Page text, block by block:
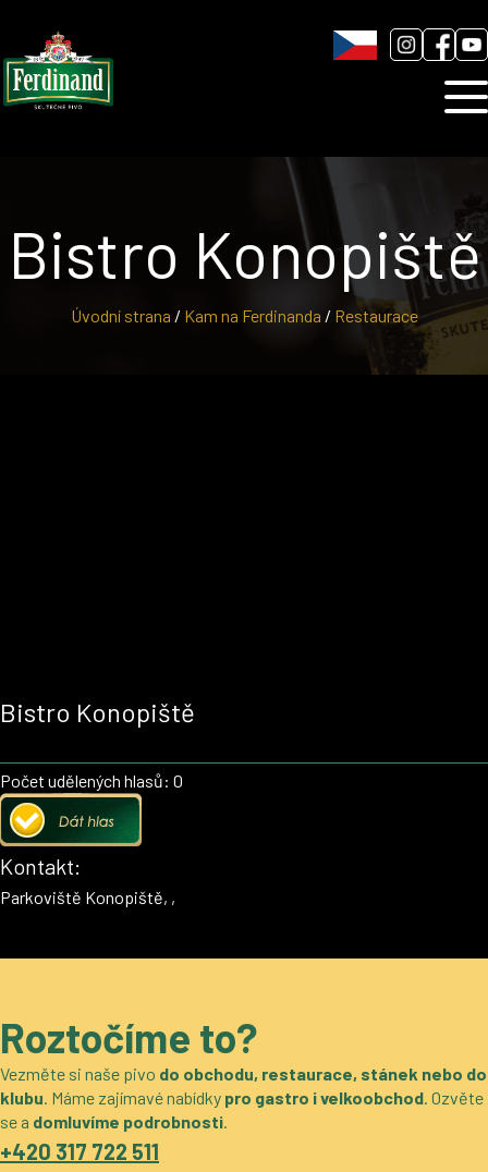
Blog
Úvodní strana / Kam na Ferdinanda / Restaurace
Bistro Konopiště
Bistro Konopiště
Počet udělených hlasů: 0
Kontakt:
Parkoviště Konopiště, ,
Roztočíme to?
Vezměte si naše pivo do obchodu, restaurace, stánek nebo do
klubu. Máme zajímavé nabídky pro gastro i velkoobchod. Ozvěte
se a domluvíme podrobnosti.
+420 317 722 511